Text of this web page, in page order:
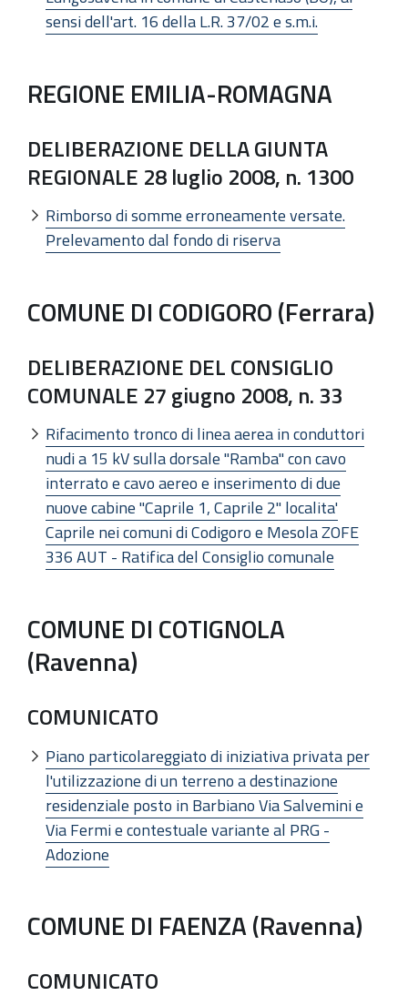
sensi dell'art. 16 della L.R. 37/02 e s.m.i.
REGIONE EMILIA-ROMAGNA
DELIBERAZIONE DELLA GIUNTA
REGIONALE 28 luglio 2008, n. 1300
Rimborso di somme erroneamente versate.
Prelevamento dal fondo di riserva
COMUNE DI CODIGORO (Ferrara)
DELIBERAZIONE DEL CONSIGLIO
COMUNALE 27 giugno 2008, n. 33
Rifacimento tronco di linea aerea in conduttori
nudi a 15 kV sulla dorsale "Ramba" con cavo
interrato e cavo aereo e inserimento di due
nuove cabine "Caprile 1, Caprile 2" localita'
Caprile nei comuni di Codigoro e Mesola ZOFE
336 AUT - Ratifica del Consiglio comunale
COMUNE DI COTIGNOLA
(Ravenna)
COMUNICATO
Piano particolareggiato di iniziativa privata per
l'utilizzazione di un terreno a destinazione
residenziale posto in Barbiano Via Salvemini e
Via Fermi e contestuale variante al PRG -
Adozione
COMUNE DI FAENZA (Ravenna)
COMUNICATO